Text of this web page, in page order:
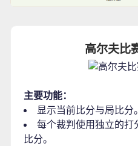
高尔夫比
主要功能：
显示当前比分与局比分。
每个裁判使用独立的打
比分。